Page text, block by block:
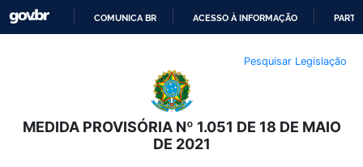
O
CONTEÚDO
COMUNICA BR ACESSO À INFORMAÇÃO
Pesquisar Legislação
MEDIDA PROVISÓRIA Nº 1.051 DE 18 DE MAIO
DE 2021